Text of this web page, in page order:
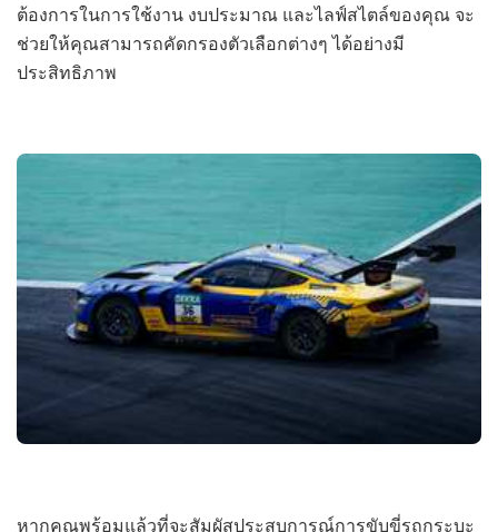
ต้องการในการใช้งาน งบประมาณ และไลฟ์สไตล์ของคุณ จะ
ช่วยให้คุณสามารถคัดกรองตัวเลือกต่างๆ ได้อย่างมี
ประสิทธิภาพ
หากคุณพร้อมแล้วที่จะสัมผัสประสบการณ์การขับขี่รถกระบะ